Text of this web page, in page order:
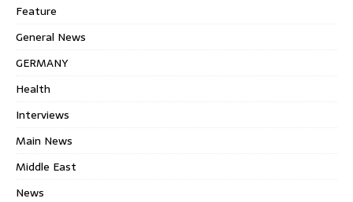
Feature
General News
GERMANY
Health
Interviews
Main News
Middle East
News